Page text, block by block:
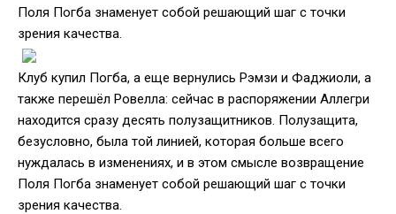
Поля Погба знаменует собой решающий шаг с точки
зрения качества.
Клуб купил Погба, а еще вернулись Рэмзи и Фаджиоли, а
также перешёл Ровелла: сейчас в распоряжении Аллегри
находится сразу десять полузащитников. Полузащита,
безусловно, была той линией, которая больше всего
нуждалась в изменениях, и в этом смысле возвращение
Поля Погба знаменует собой решающий шаг с точки
зрения качества.